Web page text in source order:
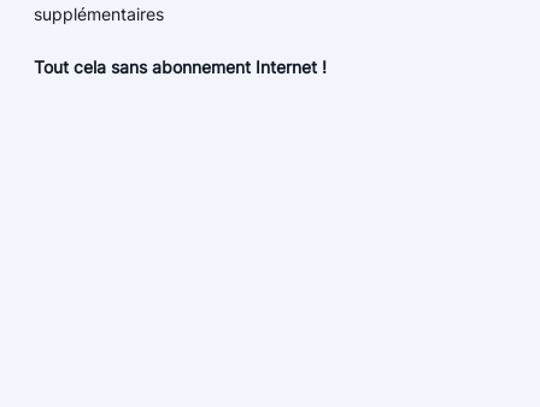
supplémentaires
Tout cela sans abonnement Internet !